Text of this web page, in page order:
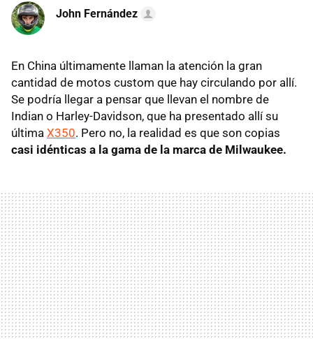
John Fernández
En China últimamente llaman la atención la gran
cantidad de motos custom que hay circulando por allí.
Se podría llegar a pensar que llevan el nombre de
Indian o Harley-Davidson, que ha presentado allí su
última X350. Pero no, la realidad es que son copias
casi idénticas a la gama de la marca de Milwaukee.